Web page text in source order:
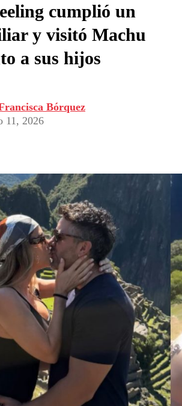
cumplió un
y visitó Machu
a sus hijos
Bórquez
11, 2026